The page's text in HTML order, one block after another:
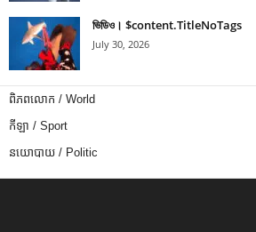
ভিডিও। $content.TitleNoTags
July 30, 2026
ពិភពលោក / World
កីឡា / Sport
នយោបាយ / Politic